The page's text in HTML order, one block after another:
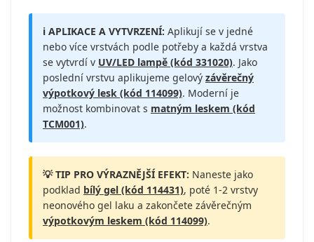
ℹ️ APLIKACE A VYTVRZENÍ: Aplikují se v jedné
nebo více vrstvách podle potřeby a každá vrstva
se vytvrdí v UV/LED lampě (kód 331020). Jako
poslední vrstvu aplikujeme gelový závěrečný
výpotkový lesk (kód 114099). Moderní je
možnost kombinovat s matným leskem (kód
TCM001).
💡 TIP PRO VÝRAZNĚJŠÍ EFEKT: Naneste jako
podklad bílý gel (kód 114431), poté 1-2 vrstvy
neonového gel laku a zakončete závěrečným
výpotkovým leskem (kód 114099).